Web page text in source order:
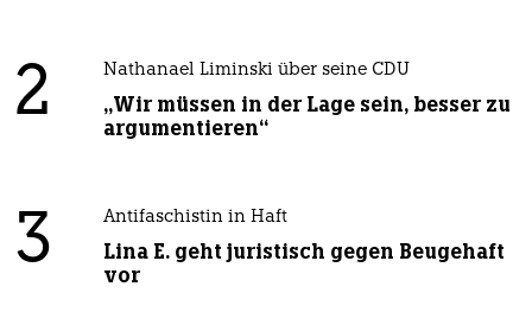
2 Nathanael Liminski über seine CDU
„Wir müssen in der Lage sein, besser zu
argumentieren“
3 Antifaschistin in Haft
Lina E. geht juristisch gegen Beugehaft
vor